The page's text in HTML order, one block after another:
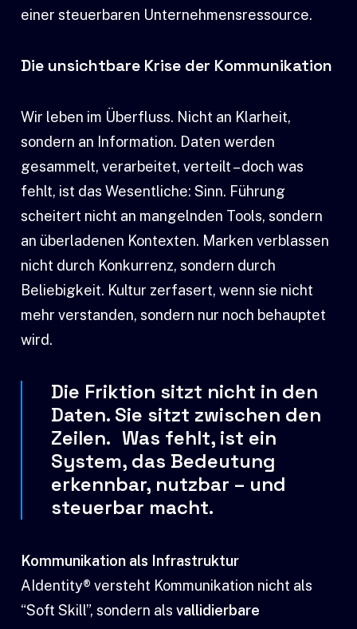
einer steuerbaren Unternehmensressource.
Die unsichtbare Krise der Kommunikation
Wir leben im Überfluss. Nicht an Klarheit,
sondern an Information. Daten werden
gesammelt, verarbeitet, verteilt – doch was
fehlt, ist das Wesentliche: Sinn. Führung
scheitert nicht an mangelnden Tools, sondern
an überladenen Kontexten. Marken verblassen
nicht durch Konkurrenz, sondern durch
Beliebigkeit. Kultur zerfasert, wenn sie nicht
mehr verstanden, sondern nur noch behauptet
wird.
Die Friktion sitzt nicht in den
Daten. Sie sitzt zwischen den
Zeilen. Was fehlt, ist ein
System, das Bedeutung
erkennbar, nutzbar – und
steuerbar macht.
Kommunikation als Infrastruktur
AIdentity® versteht Kommunikation nicht als
“Soft Skill”, sondern als vallidierbare